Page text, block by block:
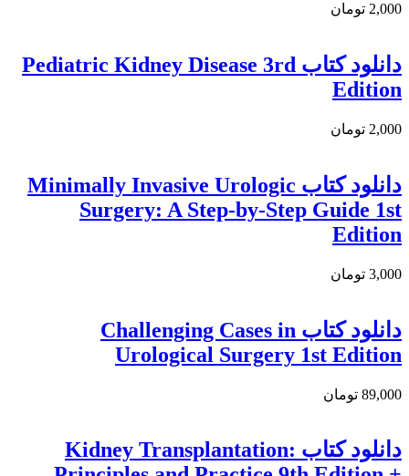
2,000 تومان
دانلود کتاب Pediatric Kidney Disease 3rd
Edition
2,000 تومان
دانلود كتاب Minimally Invasive Urologic
Surgery: A Step-by-Step Guide 1st
Edition
3,000 تومان
دانلود كتاب Challenging Cases in
Urological Surgery 1st Edition
89,000 تومان
دانلود کتاب Kidney Transplantation: